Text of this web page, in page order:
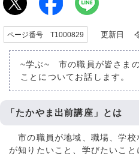
ページ番号 T1000829 更新日 令
~学ぶ~ 市の職員が皆さま
ことについてお話します。
「たかやま出前講座」とは
市の職員が地域、職場、学校
が知りたいこと、学びたいこ